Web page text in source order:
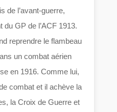
de l’avant-guerre,
GP de l’ACF 1913.
reprendre le flambeau
un combat aérien
en 1916. Comme lui,
combat et il achève la
la Croix de Guerre et